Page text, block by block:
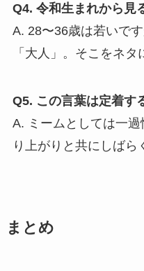
Q4. 令和生まれから見
A. 28〜36歳は若いで
「大人」。そこをネタ
Q5. この言葉は定着す
A. ミームとしては一
り上がりと共にしばら
まとめ